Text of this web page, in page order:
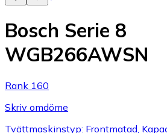
Bosch Serie 8
WGB266AWSN
Rank 160
Skriv omdöme
Tvättmaskinstyp: Frontmatad,